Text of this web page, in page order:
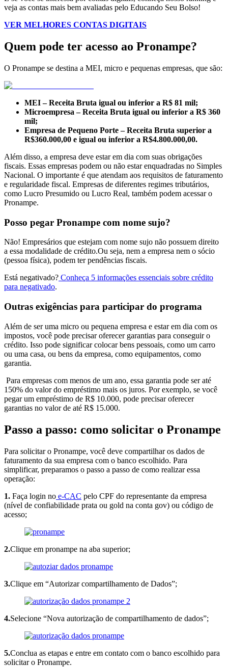
veja as contas mais bem avaliadas pelo Educando Seu Bolso!
VER MELHORES CONTAS DIGITAIS
Quem pode ter acesso ao Pronampe?
O Pronampe se destina a MEI, micro e pequenas empresas, que são:
MEI – Receita Bruta igual ou inferior a R$ 81 mil;
Microempresa – Receita Bruta igual ou inferior a R$ 360
mil;
Empresa de Pequeno Porte – Receita Bruta superior a
R$360.000,00 e igual ou inferior a R$4.800.000,00.
Além disso, a empresa deve estar em dia com suas obrigações
fiscais. Essas empresas podem ou não estar enquadradas no Simples
Nacional. O importante é que atendam aos requisitos de faturamento
e regularidade fiscal. Empresas de diferentes regimes tributários,
como Lucro Presumido ou Lucro Real, também podem acessar o
Pronampe​.
Posso pegar Pronampe com nome sujo?
Não! Empresários que estejam com nome sujo não possuem direito
a essa modalidade de crédito.Ou seja, nem a empresa nem o sócio
(pessoa física), podem ter pendências fiscais.
Está negativado? Conheça 5 informações essenciais sobre crédito
para negativado.
Outras exigências para participar do programa
Além de ser uma micro ou pequena empresa e estar em dia com os
impostos, você pode precisar oferecer garantias para conseguir o
crédito. Isso pode significar colocar bens pessoais, como um carro
ou uma casa, ou bens da empresa, como equipamentos, como
garantia.
Para empresas com menos de um ano, essa garantia pode ser até
150% do valor do empréstimo mais os juros. Por exemplo, se você
pegar um empréstimo de R$ 10.000, pode precisar oferecer
garantias no valor de até R$ 15.000.
Passo a passo: como solicitar o Pronampe
Para solicitar o Pronampe, você deve compartilhar os dados de
faturamento da sua empresa com o banco escolhido. Para
simplificar, preparamos o passo a passo de como realizar essa
operação:
1. Faça login no e-CAC pelo CPF do representante da empresa
(nível de confiabilidade prata ou gold na conta gov) ou código de
acesso;
2.Clique em pronampe na aba superior;
3.Clique em “Autorizar compartilhamento de Dados”;
4.Selecione “Nova autorização de compartilhamento de dados”;
5.Conclua as etapas e entre em contato com o banco escolhido para
solicitar o Pronampe.